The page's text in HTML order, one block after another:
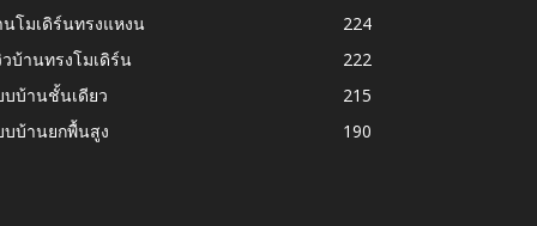
โมเดิร์นทรงแหงน
224
บ้านทรงโมเดิร์น
222
บบ้านชั้นเดียว
215
บบ้านยกพื้นสูง
190